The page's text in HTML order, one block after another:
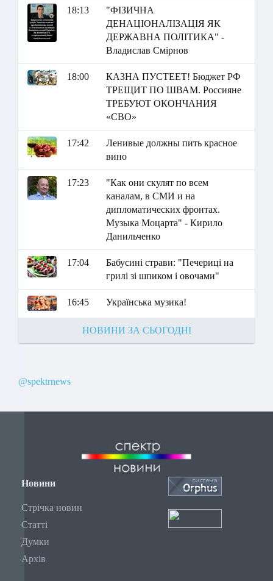
18:13
"ФІЗИЧНА
ДЕНАЦІОНАЛІЗАЦІЯ ЯК
ДЕРЖАВНА ПОЛІТИКА" -
Владислав Смірнов
18:00
КАЗНА ПУСТЕЕТ! Бюджет РФ
ТРЕЩИТ ПО ШВАМ. Россияне
ТРЕБУЮТ ОКОНЧАНИЯ
«СВО»
17:42
Ленивые должны пить красное
вино
17:23
"Как они скулят по всем
каналам, в СМИ и на
дипломатических фронтах.
Музыка Моцарта" - Кирило
Данильченко
17:04
Бабусині страви: "Печериці на
грилі зі шпиком і овочами"
16:45 Українська музика!
НОВИНИ ЗА СЬОГОДНІ
@spektrnews
Новини
Стрічка новин
Статті
Думки
Архів